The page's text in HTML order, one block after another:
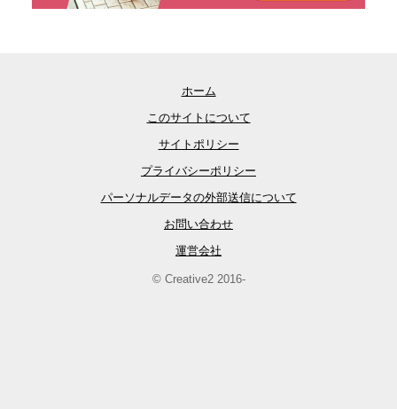
ホーム
このサイトについて
サイトポリシー
プライバシーポリシー
パーソナルデータの外部送信について
お問い合わせ
運営会社
© Creative2 2016-